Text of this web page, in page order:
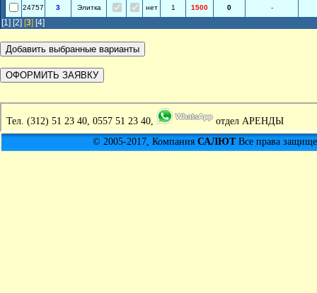
24757 3 Элитка нет 1 1500 0 -
[1] [2] [3] [4]
Тел. (312) 51 23 40, 0557 51 23 40,
отдел АРЕНДЫ
© 2005-2017, Компания САЛЮТВсе права